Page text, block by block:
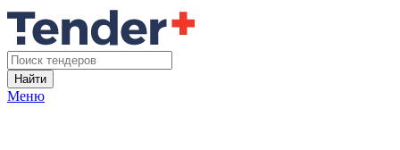
Найти
Меню